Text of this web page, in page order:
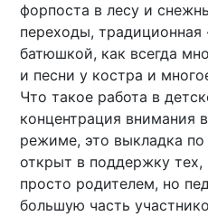
форпоста в лесу и
переходы, традиционная
батюшкой, как всегда
и песни у костра и
Что такое работа в
концентрация внимания
режиме, это выкладка
открыт в поддержку
просто родителем, но
большую часть